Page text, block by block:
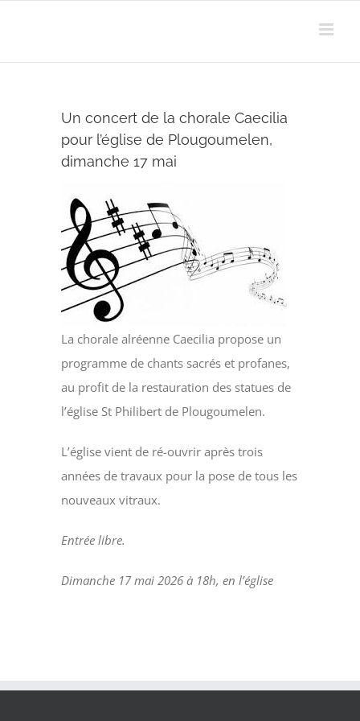
contenu
Un concert de la chorale Caecilia
pour l’église de Plougoumelen,
dimanche 17 mai
La chorale alréenne Caecilia propose un
programme de chants sacrés et profanes,
au profit de la restauration des statues de
l’église St Philibert de Plougoumelen.
L’église vient de ré-ouvrir après trois
années de travaux pour la pose de tous les
nouveaux vitraux.
Entrée libre.
Dimanche 17 mai 2026 à 18h, en l’église